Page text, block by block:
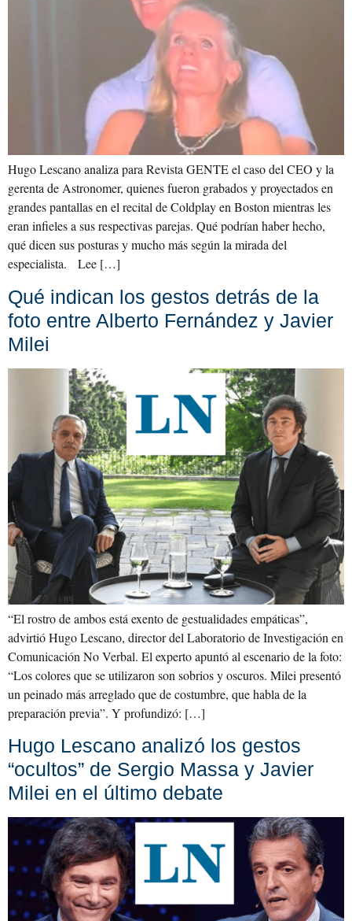
Hugo Lescano analiza para Revista GENTE el caso del CEO y la
gerenta de Astronomer, quienes fueron grabados y proyectados en
grandes pantallas en el recital de Coldplay en Boston mientras les
eran infieles a sus respectivas parejas. Qué podrían haber hecho,
qué dicen sus posturas y mucho más según la mirada del
especialista. Lee […]
Qué indican los gestos detrás de la
foto entre Alberto Fernández y Javier
Milei
“El rostro de ambos está exento de gestualidades empáticas”,
advirtió Hugo Lescano, director del Laboratorio de Investigación en
Comunicación No Verbal. El experto apuntó al escenario de la foto:
“Los colores que se utilizaron son sobrios y oscuros. Milei presentó
un peinado más arreglado que de costumbre, que habla de la
preparación previa”. Y profundizó: […]
Hugo Lescano analizó los gestos
“ocultos” de Sergio Massa y Javier
Milei en el último debate